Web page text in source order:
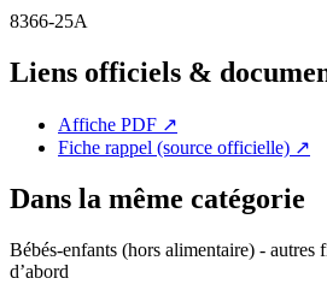
8366-25A
Liens officiels &
Affiche PDF ↗
Fiche rappel (source officielle) ↗
Dans la même catégorie
Bébés-enfants (hors alimentaire) - autres
d’abord